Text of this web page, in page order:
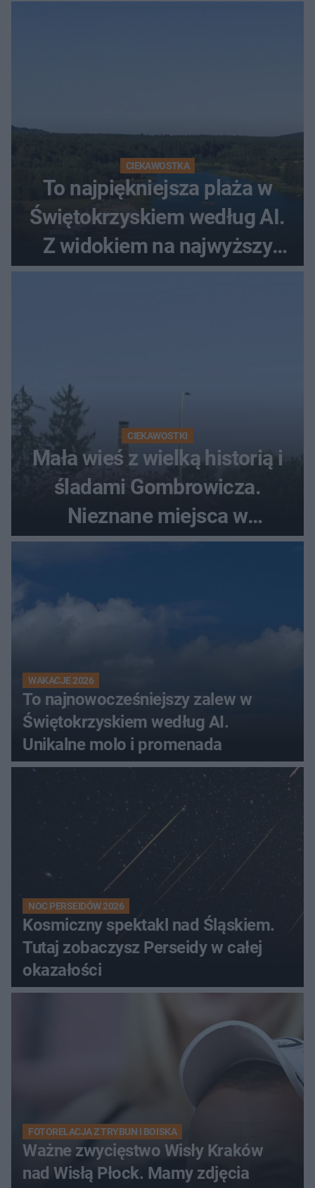
CIEKAWOSTKA
To najpiękniejsza plaża w
Świętokrzyskiem według AI.
Z widokiem na najwyższy
szczyt Gór Świętokrzyskich
CIEKAWOSTKI
Mała wieś z wielką historią i
śladami Gombrowicza.
Nieznane miejsca w
Świętokrzyskiem
WAKACJE 2026
To najnowocześniejszy zalew w
Świętokrzyskiem według AI.
Unikalne molo i promenada
NOC PERSEIDÓW 2026
Kosmiczny spektakl nad Śląskiem.
Tutaj zobaczysz Perseidy w całej
okazałości
FOTORELACJA Z TRYBUN I BOISKA
Ważne zwycięstwo Wisły Kraków
nad Wisłą Płock. Mamy zdjęcia